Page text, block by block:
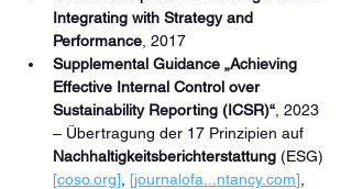
Integrating with Strategy and
Performance , 2017
Supplemental Guidance „Achieving
Effective Internal Control over
Sustainability Reporting (ICSR)“ , 2023
– Übertragung der 17 Prinzipien auf
Nachhaltigkeitsberichterstattung (ESG)
[coso.org] [journalofa... ntancy.com]